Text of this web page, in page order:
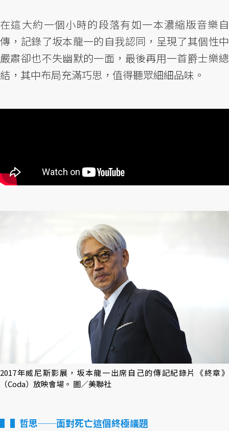
在這大約一個小時的段落有如一本濃縮版音樂自
傳，記錄了坂本龍一的自我認同，呈現了其個性中
嚴肅卻也不失幽默的一面，最後再用一首爵士樂總
結，其中布局充滿巧思，值得聽眾細細品味。
2017年威尼斯影展，坂本龍一出席自己的傳記紀錄片《終章》
（Coda）放映會場。 圖／美聯社
▌哲思──面對死亡這個終極議題